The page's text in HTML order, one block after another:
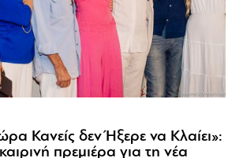
Κανείς δεν Ήξερε να Κλαίει»:
πρεμιέρα για τη νέα